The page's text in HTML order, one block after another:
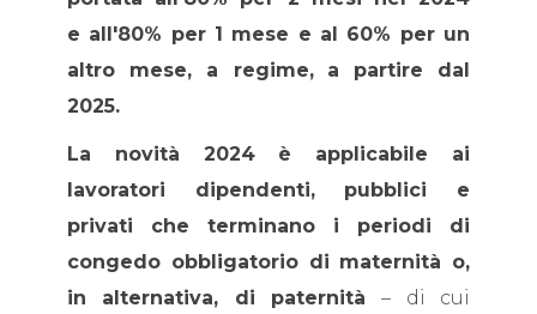
e all'80% per 1 mese e al 60% per un
altro mese, a regime,
a partire dal
2025.
La novità 2024 è applicabile ai
lavoratori dipendenti, pubblici e
privati che terminano i periodi di
congedo obbligatorio di maternità o,
in alternativa, di paternità– di cui